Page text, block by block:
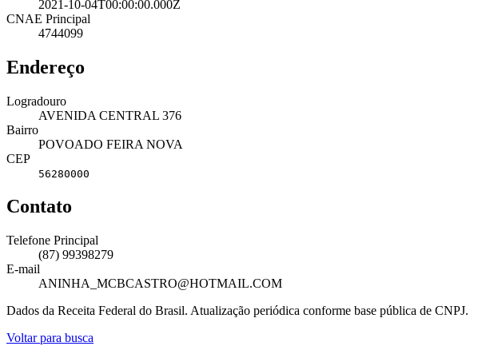
2021-10-04T00:00:00.000Z
CNAE Principal
4744099
Endereço
Logradouro
AVENIDA CENTRAL 376
Bairro
POVOADO FEIRA NOVA
CEP
56280000
Contato
Telefone Principal
(87) 99398279
E-mail
ANINHA_MCBCASTRO@HOTMAIL.COM
Dados da Receita Federal do Brasil. Atualização periódica conforme base pública de CNPJ.
Voltar para busca